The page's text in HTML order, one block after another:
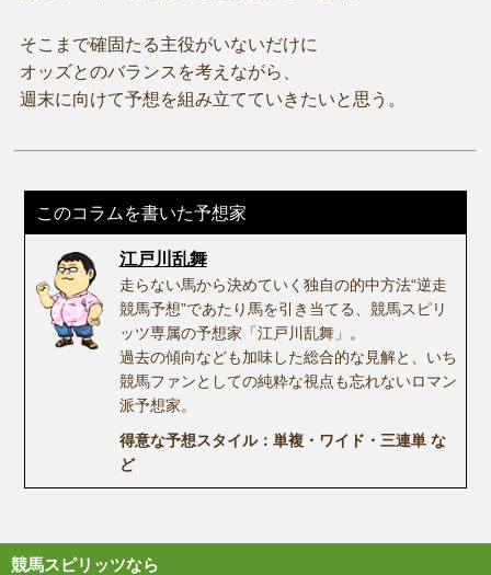
そこまで確固たる主役がいないだけに
オッズとのバランスを考えながら、
週末に向けて予想を組み立てていきたいと思う。
このコラムを書いた予想家
江戸川乱舞
走らない馬から決めていく独自の的中方法“逆走
競馬予想”であたり馬を引き当てる、競馬スピリ
ッツ専属の予想家「江戸川乱舞」。
過去の傾向なども加味した総合的な見解と、いち
競馬ファンとしての純粋な視点も忘れないロマン
派予想家。
得意な予想スタイル：単複・ワイド・三連単 な
ど
競馬スピリッツなら